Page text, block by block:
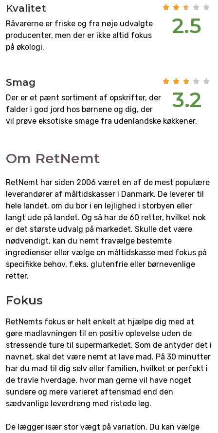
2.5
Kvalitet
Råvarerne er friske og fra nøje udvalgte
producenter, men der er ikke altid fokus
på økologi.
3.2
Smag
Der er et pænt sortiment af opskrifter, der
falder i god jord hos børnene og dig, der
vil prøve eksotiske smage fra udenlandske køkkener.
Om RetNemt
RetNemt har siden 2006 været en af de mest populære
leverandører af måltidskasser i Danmark. De leverer til
hele landet, om du bor i en lejlighed i storbyen eller
langt ude på landet. Og så har de 60 retter, hvilket nok
er det største udvalg på markedet. Skulle det være
nødvendigt, kan du nemt fravælge bestemte
ingredienser eller vælge en måltidskasse med fokus på
specifikke behov, f.eks. glutenfrie eller børnevenlige
retter.
Fokus
RetNemts fokus er helt enkelt at hjælpe dig med at
gøre madlavningen til en positiv oplevelse uden de
stressende ture til supermarkedet. Som de antyder det i
navnet, skal det være nemt at lave mad. På 30 minutter
har du mad til dig selv eller familien, hvilket er perfekt i
de travle hverdage, hvor man gerne vil have noget
sundere og mere varieret aftensmad end den
sædvanlige leverdreng med ristede løg.
De lægger især stor vægt på variation. Du kan vælge